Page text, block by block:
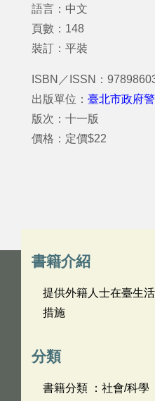
語言：中文
頁數：148
裝訂：平裝
ISBN／ISSN：
出版單位： 臺北市政府
版次：十一版
價格：定價$22
書籍介紹
提供外籍人士在臺生
措施
分類
書籍分類 ：社會/科學